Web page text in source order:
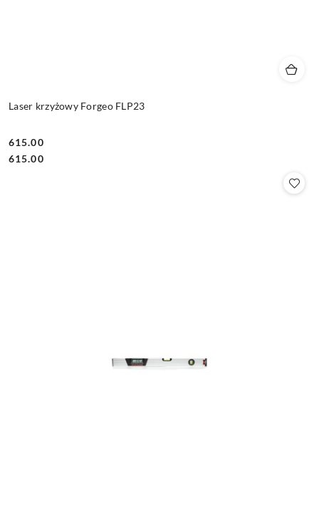
Laser krzyżowy Forgeo FLP23
Cena:
615.00
Cena:
615.00